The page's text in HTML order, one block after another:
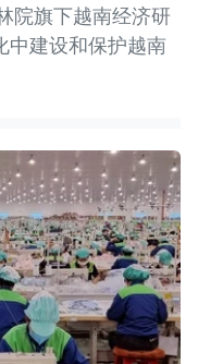
院旗下越南经济研
中建设和保护越南